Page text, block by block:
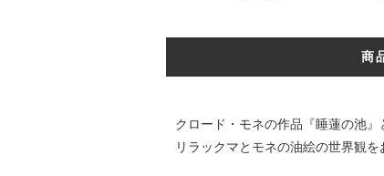
商
クロード・モネの作品『睡蓮の池
リラックマとモネの油絵の世界観を